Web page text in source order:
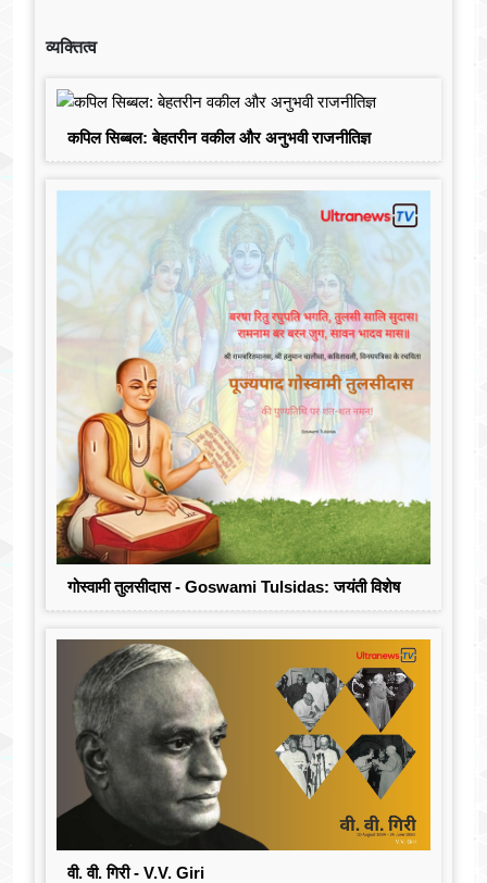
व्यक्तित्व
कपिल सिब्बल: बेहतरीन वकील और अनुभवी राजनीतिज्ञ
गोस्वामी तुलसीदास - Goswami Tulsidas: जयंती विशेष
वी. वी. गिरी - V.V. Giri